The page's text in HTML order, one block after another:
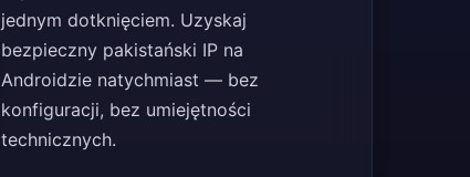
jednym dotknięciem. Uzyskaj
bezpieczny pakistański IP na
Androidzie natychmiast — bez
konfiguracji, bez umiejętności
technicznych.